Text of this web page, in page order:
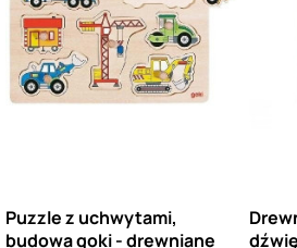
Puzzle z uchwytami,
budowa goki - drewniane